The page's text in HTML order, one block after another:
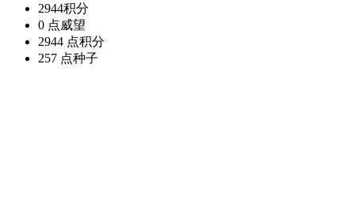
2944积分
0 点威望
2944 点积分
257 点种子